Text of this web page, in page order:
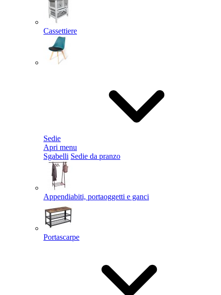
Cassettiere
Sedie
Apri menu
Sgabelli Sedie da pranzo
Appendiabiti, portaoggetti e ganci
Portascarpe